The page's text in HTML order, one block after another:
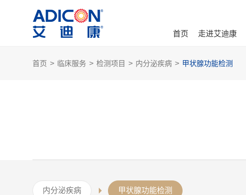
首页 走进艾迪康
首页 > 临床服务 > 检测项目 > 内分泌疾病 > 甲状腺功能检测
内分泌疾病 甲状腺功能检测